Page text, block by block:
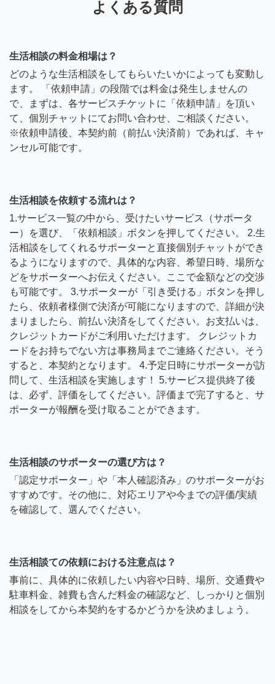
よくある質問
生活相談の料金相場は？
どのような生活相談をしてもらいたいかによっても変動し
ます。 「依頼申請」の段階では料金は発生しませんの
で、まずは、各サービスチケットに「依頼申請」を頂い
て、個別チャットにてお問い合わせ、ご相談ください。
※依頼申請後、本契約前（前払い決済前）であれば、キャ
ンセル可能です。
生活相談を依頼する流れは？
1.サービス一覧の中から、受けたいサービス（サポータ
ー）を選び、「依頼相談」ボタンを押してください。 2.生
活相談をしてくれるサポーターと直接個別チャットができ
るようになりますので、具体的な内容、希望日時、場所な
どをサポーターへお伝えください。ここで金額などの交渉
も可能です。 3.サポーターが「引き受ける」ボタンを押し
たら、依頼者様側で決済が可能になりますので、詳細が決
まりましたら、前払い決済をしてください。お支払いは、
クレジットカードがご利用いただけます。 クレジットカ
ードをお持ちでない方は事務局までご連絡ください。そう
すると、本契約となります。 4.予定日時にサポーターが訪
問して、生活相談を実施します！ 5.サービス提供終了後
は、必ず、評価をしてください。評価まで完了すると、サ
ポーターが報酬を受け取ることができます。
生活相談のサポーターの選び方は？
「認定サポーター」や「本人確認済み」のサポーターがお
すすめです。その他に、対応エリアや今までの評価/実績
を確認して、選んでください。
生活相談ての依頼における注意点は？
事前に、具体的に依頼したい内容や日時、場所、交通費や
駐車料金、雑費も含んだ料金の確認など、しっかりと個別
相談をしてから本契約をするかどうかを決めましょう。